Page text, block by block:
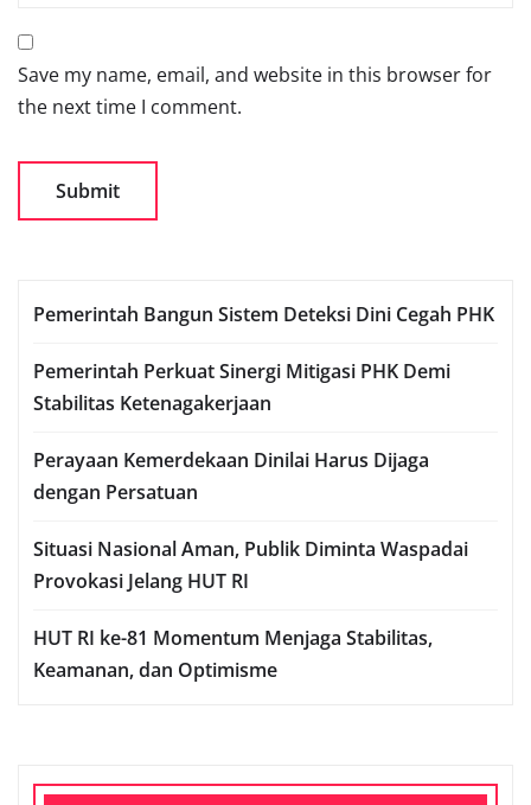
Save my name, email, and website in this browser for
the next time I comment.
Pemerintah Bangun Sistem Deteksi Dini Cegah PHK
Pemerintah Perkuat Sinergi Mitigasi PHK Demi
Stabilitas Ketenagakerjaan
Perayaan Kemerdekaan Dinilai Harus Dijaga
dengan Persatuan
Situasi Nasional Aman, Publik Diminta Waspadai
Provokasi Jelang HUT RI
HUT RI ke-81 Momentum Menjaga Stabilitas,
Keamanan, dan Optimisme